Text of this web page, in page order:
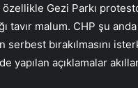
özellikle Gezi Parkı
tavır malum. CHP şu
serbest bırakılmasını
yapılan açıklamalar